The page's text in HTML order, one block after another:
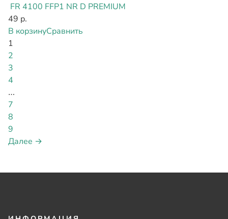
FR 4100 FFP1 NR D PREMIUM
49 р.
В корзинуСравнить
1
2
3
4
…
7
8
9
Далее →